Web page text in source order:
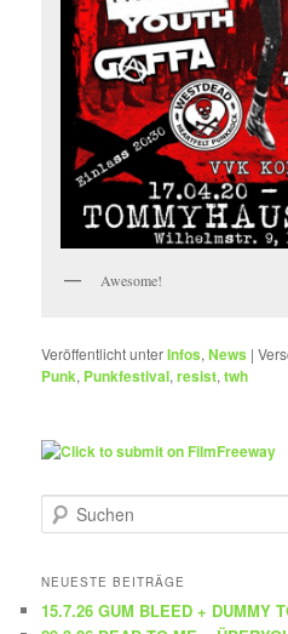
Awesome!
Veröffentlicht unterInfos,News |
Punk, Punkfestival,resist,twh
u
h
n
NEUESTE BEITRÄGE
15.7.26 GUM BLEED + DUMMY